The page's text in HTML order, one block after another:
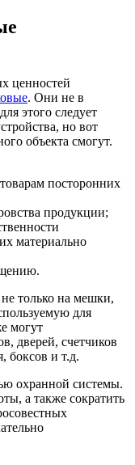
ценностей
. Они не в
этого следует
но вот
объекта смогут.
посторонних
продукции;
материально
только на мешки,
для
могут
дверей, счетчиков
боксов и т.д.
охранной системы.
а также сократить